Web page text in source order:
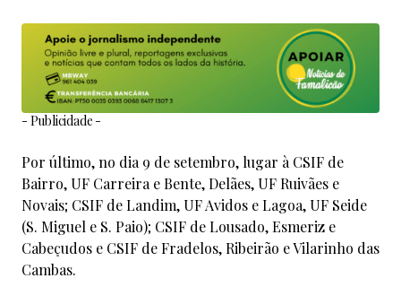
- Publicidade -
Por último, no dia 9 de setembro, lugar à CSIF de
Bairro, UF Carreira e Bente, Delães, UF Ruivães e
Novais; CSIF de Landim, UF Avidos e Lagoa, UF Seide
(S. Miguel e S. Paio); CSIF de Lousado, Esmeriz e
Cabeçudos e CSIF de Fradelos, Ribeirão e Vilarinho das
Cambas.